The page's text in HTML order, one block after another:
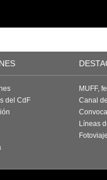
del CdF
MUFF,
Canal
Líneas